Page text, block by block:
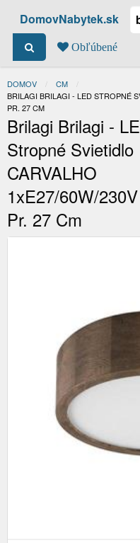
DomovNabytek.sk
Obľúbené
DOMOV
CM
ACTUAL:
BRILAGI BRILAGI - LED STROPNÉ
PR. 27 CM
Brilagi Brilagi -
Stropné Svietidlo
CARVALHO
1xE27/60W/
Pr. 27 Cm